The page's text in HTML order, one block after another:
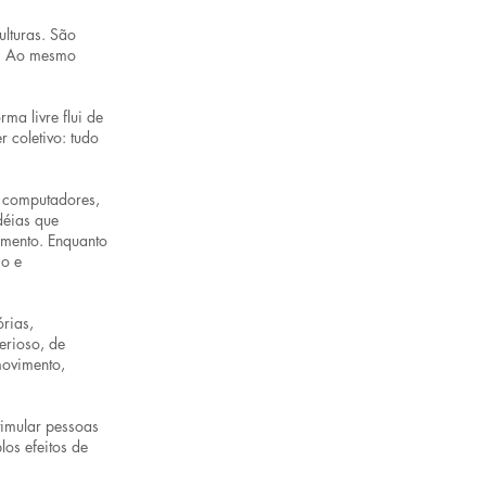
São
mesmo
livre flui de
coletivo: tudo
que
Enquanto
e
de
pessoas
efeitos de